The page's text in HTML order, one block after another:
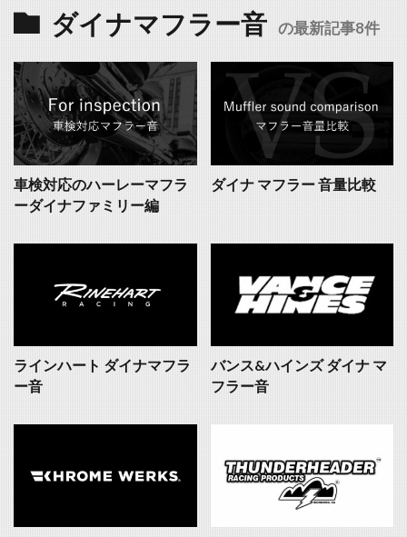
ダイナマフラー音 の最新記事8件
車検対応のハーレーマフラ
ーダイナファミリー編
ダイナ マフラー 音量比較
ラインハート ダイナマフラ
ー音
バンス&ハインズ ダイナ マ
フラー音